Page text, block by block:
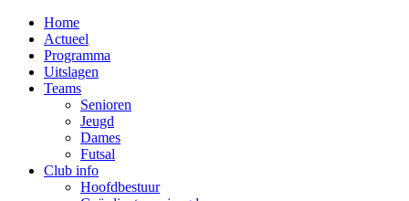
Home
Actueel
Programma
Uitslagen
Teams
Senioren
Jeugd
Dames
Futsal
Club info
Hoofdbestuur